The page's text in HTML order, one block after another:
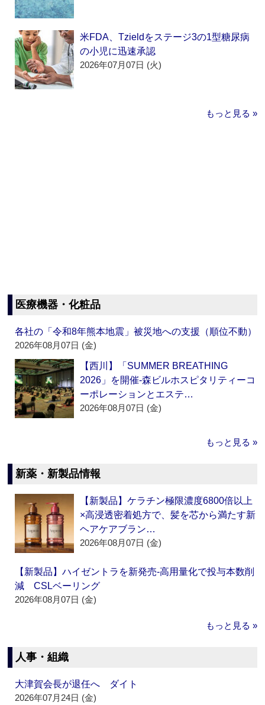
米FDA、Tzieldをステージ3の1型糖尿病
の小児に迅速承認
2026年07月07日 (火)
もっと見る »
医療機器・化粧品
各社の「令和8年熊本地震」被災地への支援（順位不動）
2026年08月07日 (金)
【西川】「SUMMER BREATHING
2026」を開催‐森ビルホスピタリティーコ
ーポレーションとエステ…
2026年08月07日 (金)
もっと見る »
新薬・新製品情報
【新製品】ケラチン極限濃度6800倍以上
×高浸透密着処方で、髪を芯から満たす新
ヘアケアブラン…
2026年08月07日 (金)
【新製品】ハイゼントラを新発売‐高用量化で投与本数削
減 CSLベーリング
2026年08月07日 (金)
もっと見る »
人事・組織
大津賀会長が退任へ ダイト
2026年07月24日 (金)